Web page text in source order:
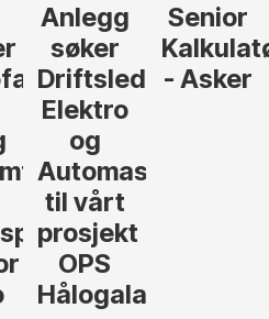
Senior
Tilbudsleder
Anlegg
- Oslo